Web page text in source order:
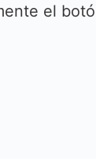
el